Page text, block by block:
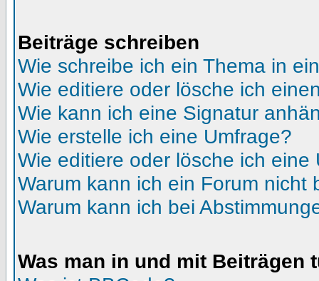
Beiträge schreiben
Wie schreibe ich ein Thema in
Wie editiere oder lösche ich
Wie kann ich eine Signatur
Wie erstelle ich eine Umfrage?
Wie editiere oder lösche ich eine
Warum kann ich ein Forum nicht
Warum kann ich bei
Was man in und mit Beiträgen